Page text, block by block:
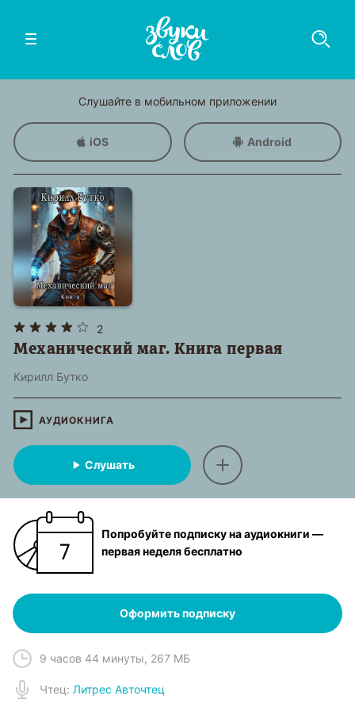
Слушайте в мобильном приложении
iOS Android
2
Механический маг. Книга первая
Кирилл Бутко
АУДИОКНИГА
Слушать
Попробуйте подписку на аудиокниги —
первая неделя бесплатно
Оформить подписку
9 часов 44 минуты, 267 МБ
Чтец: Литрес Авточтец